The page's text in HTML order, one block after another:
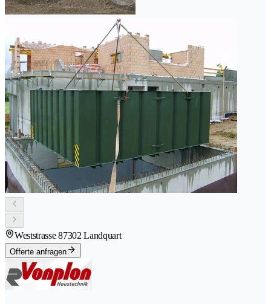
Weststrasse 87302 Landquart
Offerte anfragen